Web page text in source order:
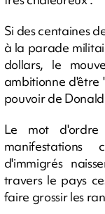
Si des centaines
à la parade
dollars, le
ambitionne d'être
pouvoir de
Le mot
manifestations
d'immigrés
travers le pays
faire grossir les